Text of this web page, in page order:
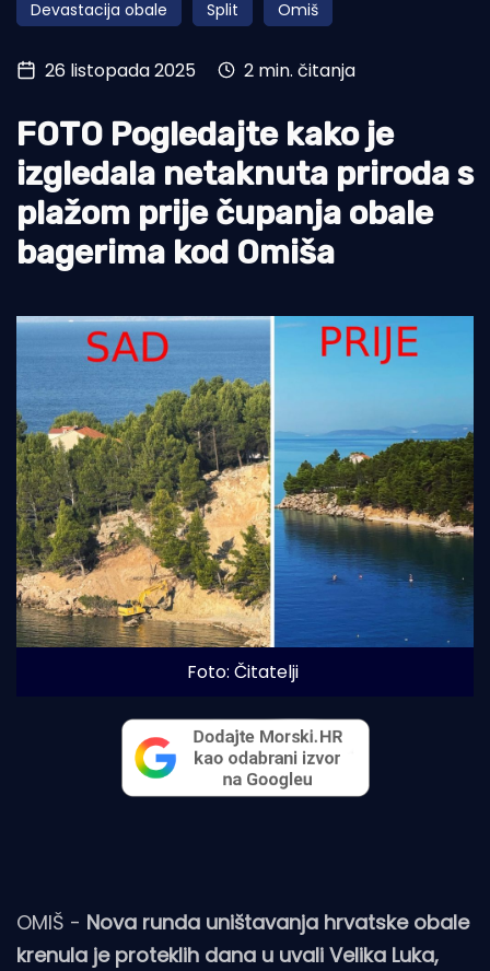
Otoci
Turizam i nautika
Pomorstvo
Ribolov
Ekologija
Tradicija i kultura
Devastacija obale Split Omiš
26 listopada 2025 2 min. čitanja
FOTO Pogledajte kako je
izgledala netaknuta priroda s
plažom prije čupanja obale
bagerima kod Omiša
Foto: Čitatelji
OMIŠ - Nova runda uništavanja hrvatske obale
krenula je proteklih dana u uvali Velika Luka,